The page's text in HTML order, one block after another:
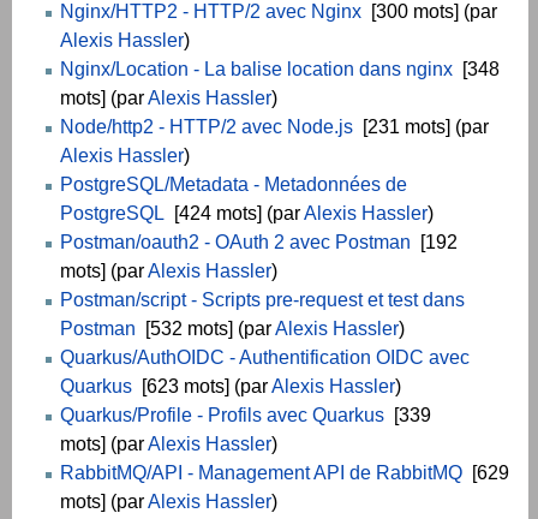
Nginx/HTTP2 - HTTP/2 avec Nginx [300 mots] (par
Alexis Hassler)
Nginx/Location - La balise location dans nginx [348
mots] (parAlexis Hassler)
Node/http2 - HTTP/2 avec Node.js [231 mots] (par
Alexis Hassler)
PostgreSQL/Metadata - Metadonnées de
PostgreSQL [424 mots] (parAlexis Hassler)
Postman/oauth2 - OAuth 2 avec Postman [192
mots] (parAlexis Hassler)
Postman/script - Scripts pre-request et test dans
Postman [532 mots] (parAlexis Hassler)
Quarkus/AuthOIDC - Authentification OIDC avec
Quarkus [623 mots] (parAlexis Hassler)
Quarkus/Profile - Profils avec Quarkus [339
mots] (parAlexis Hassler)
RabbitMQ/API - Management API de RabbitMQ [629
mots] (parAlexis Hassler)